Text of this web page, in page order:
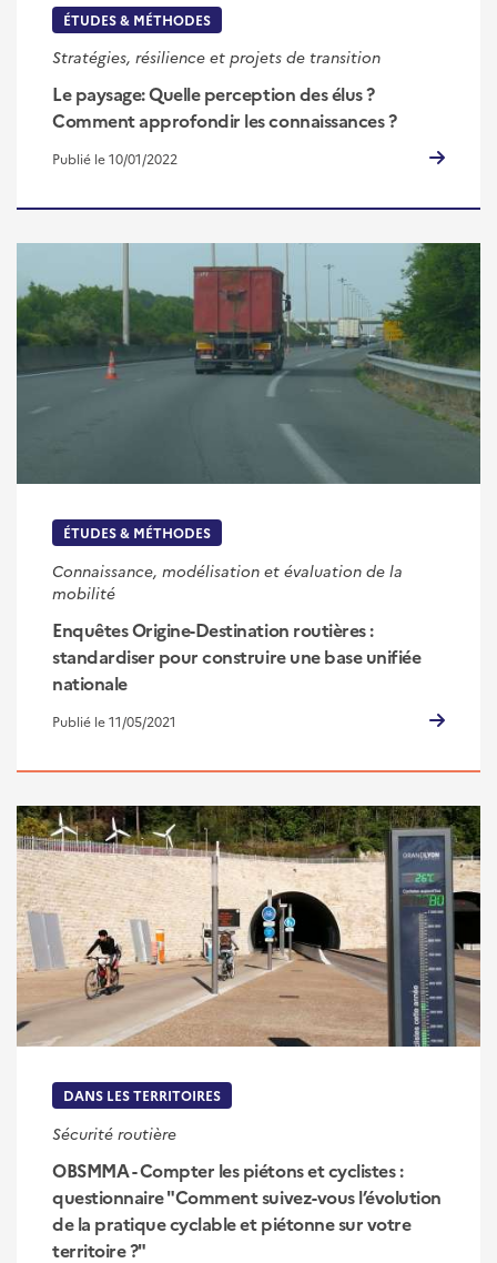
ÉTUDES & MÉTHODES
Stratégies, résilience et projets de transition
Le paysage: Quelle perception des élus ?
Comment approfondir les connaissances ?
Publié le 10/01/2022
ÉTUDES & MÉTHODES
Connaissance, modélisation et évaluation de la
mobilité
Enquêtes Origine-Destination routières :
standardiser pour construire une base unifiée
nationale
Publié le 11/05/2021
DANS LES TERRITOIRES
Sécurité routière
OBSMMA - Compter les piétons et cyclistes :
questionnaire "Comment suivez-vous l’évolution
de la pratique cyclable et piétonne sur votre
territoire ?"